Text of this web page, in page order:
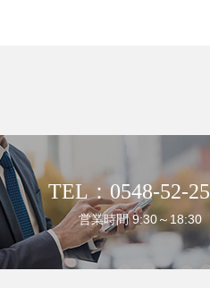
TEL：0548-52-
営業時間 9:30～18:30